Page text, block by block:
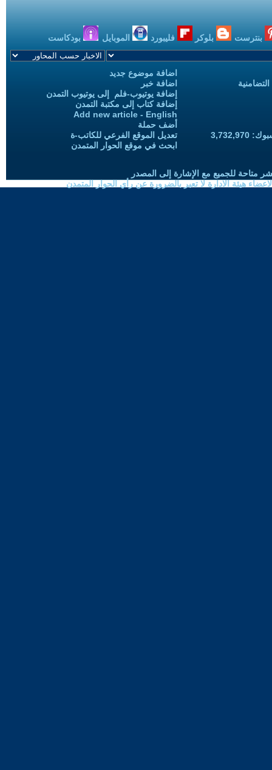
بنترست بلوكر فليبورد الموبايل بودكاست
اضافة موضوع جديد
اضافة خبر
إضافة يوتيوب-فلم إلى يوتيوب التمدن
إضافة كتاب إلى مكتبة التمدن
Add new article - English
أضف حملة
تعديل الموقع الفرعي للكاتب-ة
ابحث في موقع الحوار المتمدن
متاحة للجميع مع الإشارة إلى المصدر
هيئة الادارة لا تعبر بالضرورة عن رأي الحوار المتمدن